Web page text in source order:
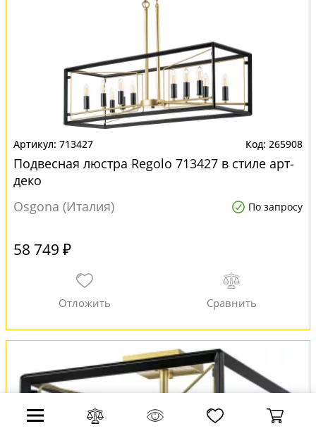
713427 265908
Подвесная люстра Regolo 713427 в стиле арт-
деко
Osgona (Италия)
По запросу
58 749 ₽